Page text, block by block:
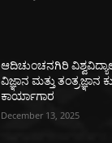
ಆದಿಚುಂಚನಗಿರಿ
ವಿಜ್ಞಾನ ಮತ್ತು
ಕಾರ್ಯಾಗಾರ
December 13, 2025